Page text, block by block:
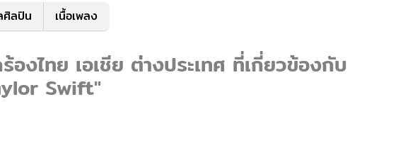
ศิลปิน เนื้อเพลง
ไทย เอเชีย ต่างประเทศ ที่เกี่ยวข้องกับ
Swift"